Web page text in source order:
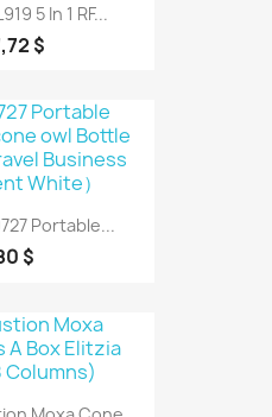
5 In 1 RF...
$
Portable...
$